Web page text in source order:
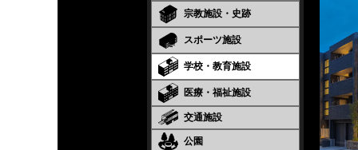
宗教施設・史跡
スポーツ施設
学校・教育施設
医療・福祉施設
交通施設
公園